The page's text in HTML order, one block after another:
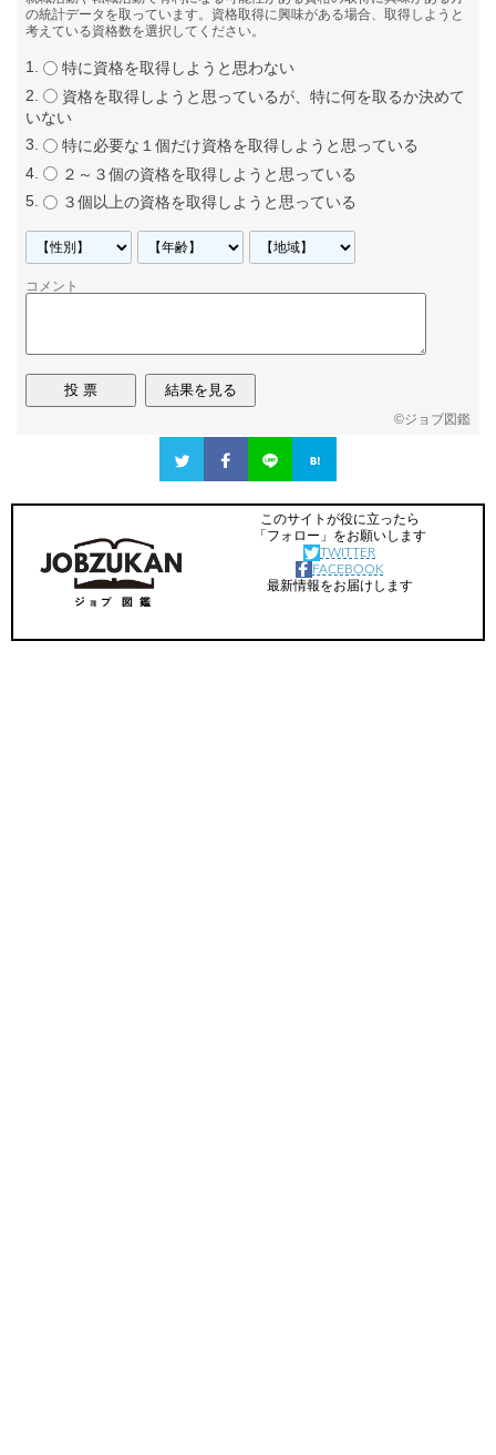
の統計データを取っています。資格取得に興味がある場合、取得しようと
考えている資格数を選択してください。
特に資格を取得しようと思わない
資格を取得しようと思っているが、特に何を取るか決めて
いない
特に必要な１個だけ資格を取得しようと思っている
２～３個の資格を取得しようと思っている
３個以上の資格を取得しようと思っている
コメント
©ジョブ図鑑
このサイトが役に立ったら
「フォロー」をお願いします
TWITTER
FACEBOOK
最新情報をお届けします